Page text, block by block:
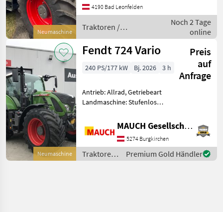
Neumaschine
540/540E/1000/1000E,
Höchstgeschwindigkeit in
km/h: 50 km/h, Aufla
4190 Bad Leonfelden
Traktoren /
Fendt
Noch 2 Tage
online
Neumaschine
Fendt 724 Vario
Preis
auf
Anfrage
240 PS/177 kW Bj. 2026 3 h
Antrieb: Allrad, Getriebeart
Landmaschine: Stufenloses
Zapfwellendrehzahl:
540/540E/1000,
Höchstgeschwindigkeit in
km/h: 50 km/h, Aufladung:
MAUCH Gesellschaft m.b.H. & Co.KG
5274 Burgkirchen
Traktoren
/ Fendt
Premium Gold Händler